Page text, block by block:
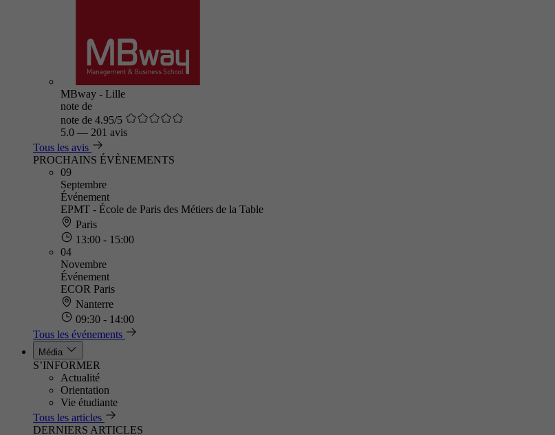
MBway - Lille
note de
note de 4.95/5
5.0 — 201 avis
Tous les avis
PROCHAINS ÉVÈNEMENTS
09
Septembre
Événement
EPMT - École de Paris des Métiers de la Table
Paris
13:00 - 15:00
04
Novembre
Événement
ECOR Paris
Nanterre
09:30 - 14:00
Tous les événements
Média
S’INFORMER
Actualité
Orientation
Vie étudiante
Tous les articles
DERNIERS ARTICLES